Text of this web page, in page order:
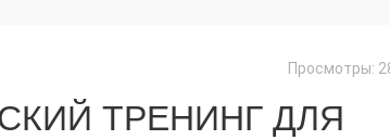
Просмотры:
ТРЕНИНГ ДЛЯ